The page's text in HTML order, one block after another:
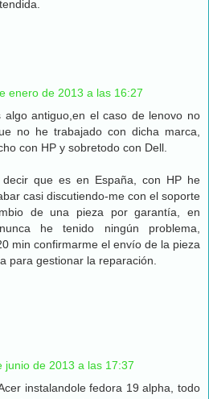
enero de 2013 a las 16:27
antiguo,en el caso de lenovo no
no he trabajado con dicha marca,
con HP y sobretodo con Dell.
que es en España, con HP he
casi discutiendo-me con el soporte
de una pieza por garantía, en
he tenido ningún problema,
min confirmarme el envío de la pieza
para gestionar la reparación.
junio de 2013 a las 17:37
instalandole fedora 19 alpha, todo